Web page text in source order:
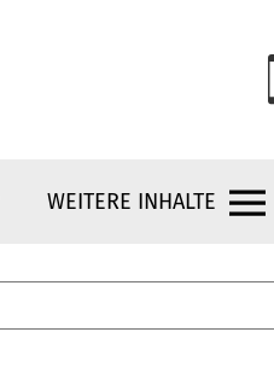
WEITERE INHALTE